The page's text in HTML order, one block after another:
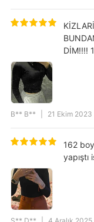
Stil
Kalınlık
Kumaş/İplik Özellik
Cinsiyet
Kategori
Ürün Detayı
Kalıp
Yaka Tipi
Model Ölçüleri
DİM!!!!
B** B** 21 Ekim 2023
162